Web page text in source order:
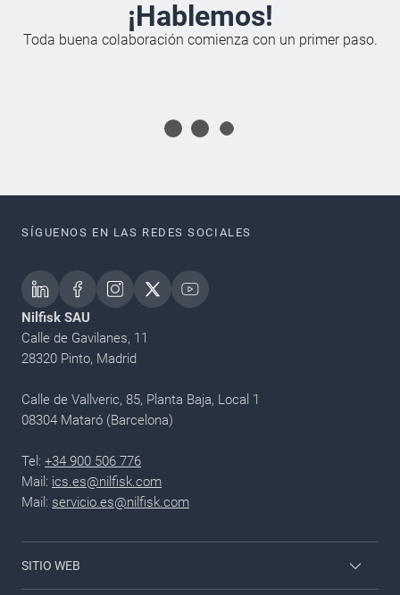
¡Hablemos!
Toda buena colaboración comienza con un primer paso.
SÍGUENOS EN LAS REDES SOCIALES
Nilfisk SAU
Calle de Gavilanes, 11
28320 Pinto, Madrid
Calle de Vallveric, 85, Planta Baja, Local 1
08304 Mataró (Barcelona)
Tel: +34 900 506 776
Mail: ics.es@nilfisk.com
Mail: servicio.es@nilfisk.com
SITIO WEB